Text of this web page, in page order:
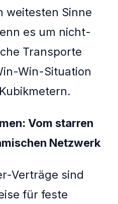
weitesten Sinne
es um nicht-
Transporte
Win-Situation
Vom starren
Netzwerk
Verträge sind
für feste